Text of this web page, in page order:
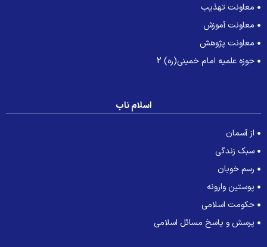
معاونت تهذیب
معاونت آموزش
معاونت پژوهش
حوزه علمیه امام خمینی(ره) 2
اسلام ناب
از آسمان
سبک زندگی
رسم خوبان
پوستین وارونه
حکومت اسلامی
پرسش و پاسخ مسائل اسلامی